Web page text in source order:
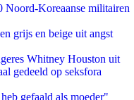
Noord-Koreaanse militairen
grijs en beige uit angst
Whitney Houston uit
gedeeld op seksfora
gefaald als moeder"